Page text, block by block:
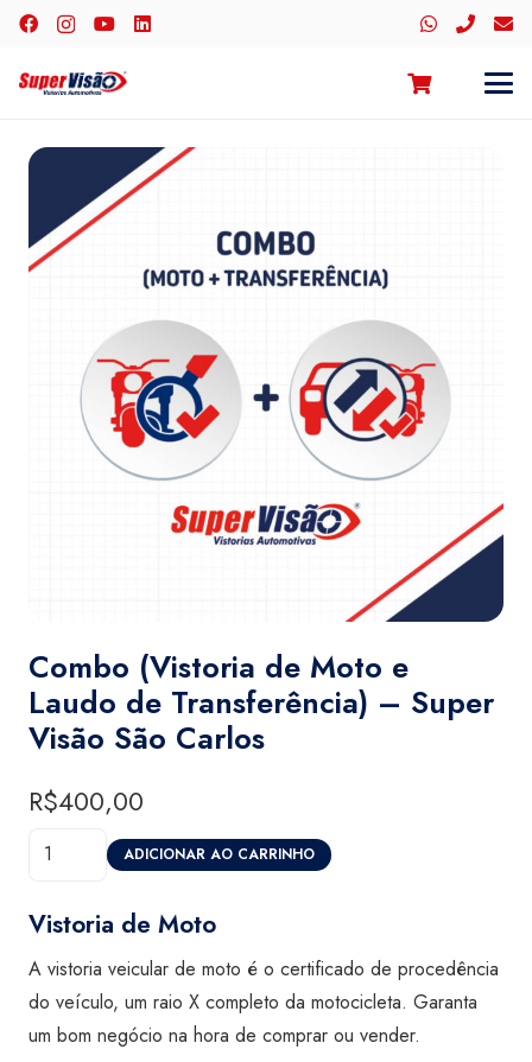
Combo (Vistoria de Moto e
Laudo de Transferência) – Super
Visão São Carlos
R$400,00
Combo
de
e
Laudo
de
ADICIONAR AO CARRINHO
Vistoria de Moto
A vistoria veicular de moto é o certificado de procedência
do veículo, um raio X completo da motocicleta. Garanta
um bom negócio na hora de comprar ou vender.